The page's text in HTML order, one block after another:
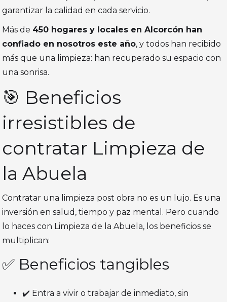
garantizar la calidad en cada servicio.
Más de 450 hogares y locales en Alcorcón han
confiado en nosotros este año, y todos han recibido
más que una limpieza: han recuperado su espacio con
una sonrisa.
🎯 Beneficios
irresistibles de
contratar Limpieza de
la Abuela
Contratar una limpieza post obra no es un lujo. Es una
inversión en salud, tiempo y paz mental. Pero cuando
lo haces con Limpieza de la Abuela, los beneficios se
multiplican:
✅ Beneficios tangibles
✔️ Entra a vivir o trabajar de inmediato, sin